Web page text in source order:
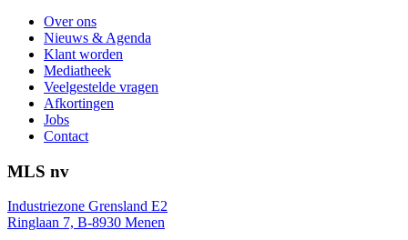
Over ons
Nieuws & Agenda
Klant worden
Mediatheek
Veelgestelde vragen
Afkortingen
Jobs
Contact
MLS nv
Industriezone Grensland E2
Ringlaan 7, B-8930 Menen